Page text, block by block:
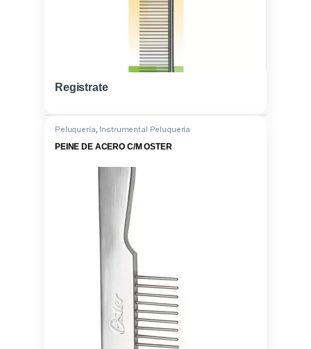
Registrate
Peluquería, Instrumental Peluquería
PEINE DE ACERO C/M OSTER